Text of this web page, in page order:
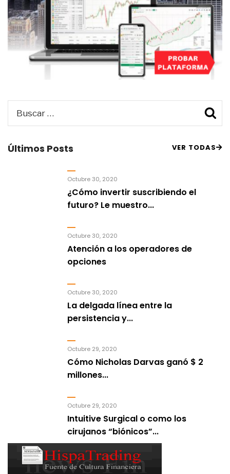
por:
Últimos Posts VER TODAS
Octubre 30, 2020
¿Cómo invertir suscribiendo el
futuro? Le muestro...
Octubre 30, 2020
Atención a los operadores de
opciones
Octubre 30, 2020
La delgada línea entre la
persistencia y...
Octubre 29, 2020
Cómo Nicholas Darvas ganó $ 2
millones...
Octubre 29, 2020
Intuitive Surgical o como los
cirujanos “biónicos”...